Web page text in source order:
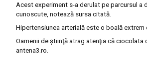
Acest experiment s-a derulat pe parcursul a
cunoscute, notează sursa citată.
Hipertensiunea arterială este o boală extrem
Oamenii de ştiinţă atrag atenţia că ciocolata
antena3.ro.